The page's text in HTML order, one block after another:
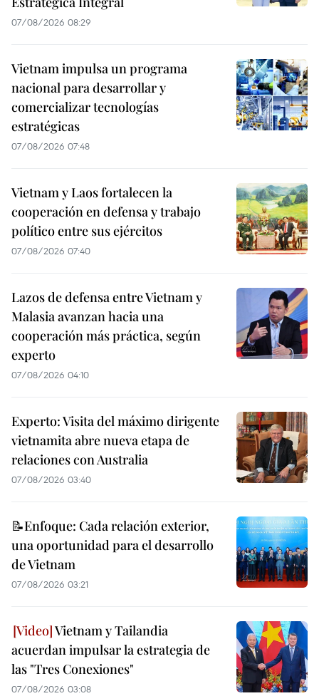
07/08/2026 08:29
Vietnam impulsa un programa
nacional para desarrollar y
comercializar tecnologías
estratégicas
07/08/2026 07:48
Vietnam y Laos fortalecen la
cooperación en defensa y trabajo
político entre sus ejércitos
07/08/2026 07:40
Lazos de defensa entre Vietnam y
Malasia avanzan hacia una
cooperación más práctica, según
experto
07/08/2026 04:10
Experto: Visita del máximo dirigente
vietnamita abre nueva etapa de
relaciones con Australia
07/08/2026 03:40
📝Enfoque: Cada relación exterior,
una oportunidad para el desarrollo
de Vietnam
07/08/2026 03:21
Vietnam y Tailandia
acuerdan impulsar la estrategia de
las "Tres Conexiones"
07/08/2026 03:08